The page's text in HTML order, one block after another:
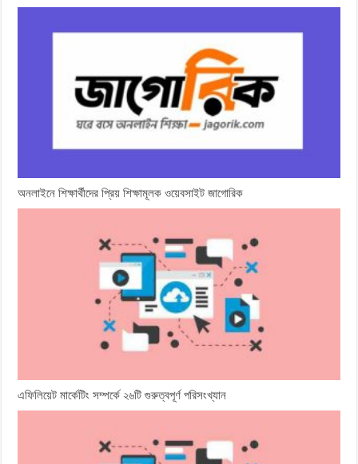
অনলাইনে শিক্ষার্থীদের প্রিয় শিক্ষামূলক ওয়েবসাইট জাগোরিক
এফিলিয়েট মার্কেটিং সম্পর্কে ২৬টি গুরুত্বপূর্ণ পরিসংখ্যান